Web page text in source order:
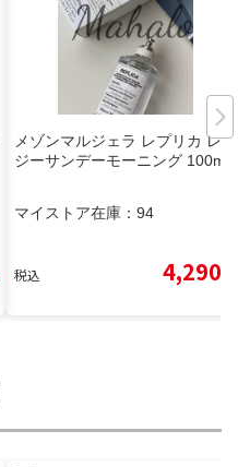
メゾンマルジェラ レプリカ レイ
ジーサンデーモーニング 100ml
マイストア在庫： 94
税込 4,290